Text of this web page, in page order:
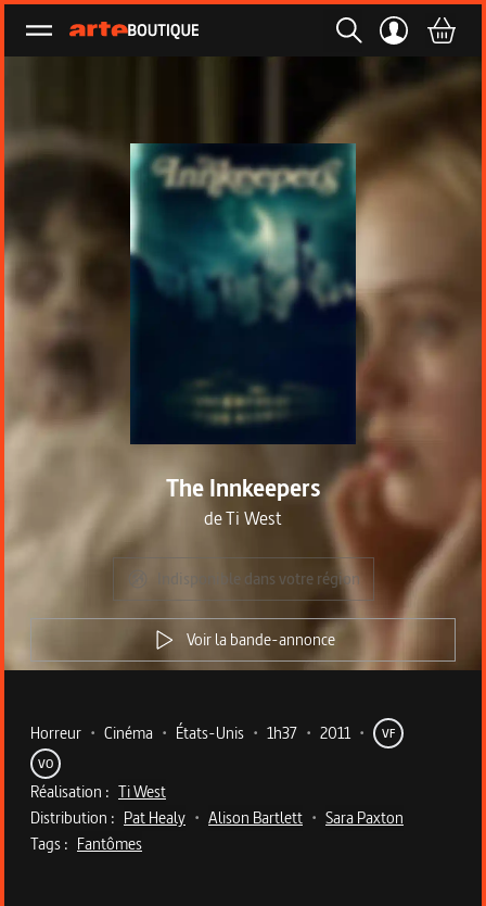
Ouvrir le menu
The Innkeepers
deTi West
Indisponible dans votre région
Voir la bande-annonce
Metadata du programme
Horreur • Cinéma • États-Unis • 1h37 • 2011 •
VF
VO
Réalisation : Ti West
Distribution : Pat Healy • Alison Bartlett • Sara Paxton
Tags : Fantômes